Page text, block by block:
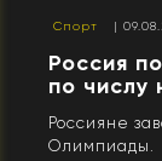
Спорт |
Россия
по числу
Россияне
Олимпиады.